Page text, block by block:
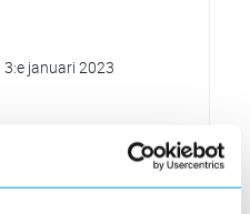
januari 2023